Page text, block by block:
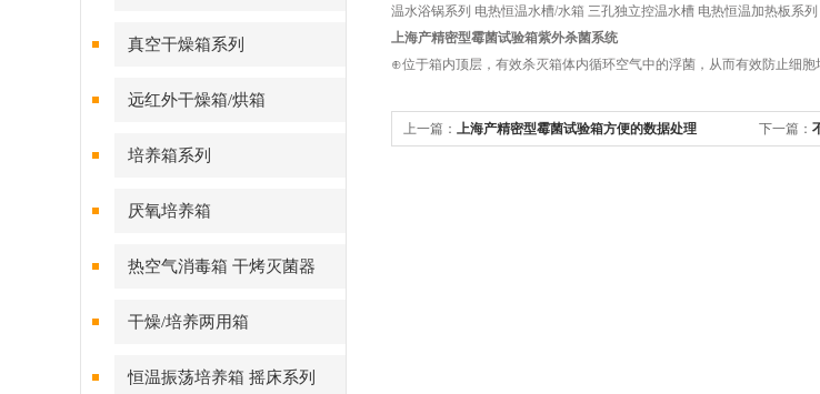
真空干燥箱系列
远红外干燥箱/烘箱
培养箱系列
厌氧培养箱
热空气消毒箱 干烤灭菌器
干燥/培养两用箱
恒温振荡培养箱 摇床系列
温水浴锅系列 电热恒温水槽/水箱 三孔独立控温水槽 电热恒温加热板系
上海产精密型霉菌试验箱紫外杀菌系统
⊕位于箱内顶层，有效杀灭箱体内循环空气中的浮菌，从而有效防止细胞
上一篇： 上海产精密型霉菌试验箱方便的数据处理 下一篇：